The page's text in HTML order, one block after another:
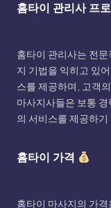
홈타이 관리사 프
홈타이 관리사는 전
지 기법을 익히고 있
스를 제공하며, 고객
마사지사들은 보통
의 서비스를 제공하기
홈타이 가격
홈타이 마사지의 가